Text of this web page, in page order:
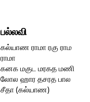
பல்லவி
கல்யாண ராமா ரகு ராம
ராமா
கனக மகுட மரகத மணி
லோல ஹார தசரத பால
சீதா (கல்யாண)